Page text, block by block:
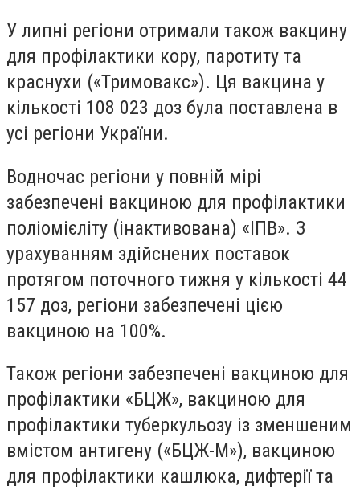
У липні регіони отримали також вакцину
для профілактики кору, паротиту та
краснухи («Тримовакс»). Ця вакцина у
кількості 108 023 доз була поставлена в
усі регіони України.
Водночас регіони у повній мірі
забезпечені вакциною для профілактики
поліомієліту (інактивована) «ІПВ». З
урахуванням здійснених поставок
протягом поточного тижня у кількості 44
157 доз, регіони забезпечені цією
вакциною на 100%.
Також регіони забезпечені вакциною для
профілактики «БЦЖ», вакциною для
профілактики туберкульозу із зменшеним
вмістом антигену («БЦЖ-М»), вакциною
для профілактики кашлюка, дифтерії та